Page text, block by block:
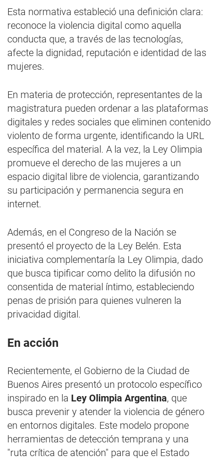
Esta normativa estableció una definición clara:
reconoce la violencia digital como aquella
conducta que, a través de las tecnologías,
afecte la dignidad, reputación e identidad de las
mujeres.
En materia de protección, representantes de la
magistratura pueden ordenar a las plataformas
digitales y redes sociales que eliminen contenido
violento de forma urgente, identificando la URL
específica del material. A la vez, la Ley Olimpia
promueve el derecho de las mujeres a un
espacio digital libre de violencia, garantizando
su participación y permanencia segura en
internet.
Además, en el Congreso de la Nación se
presentó el proyecto de la Ley Belén. Esta
iniciativa complementaría la Ley Olimpia, dado
que busca tipificar como delito la difusión no
consentida de material íntimo, estableciendo
penas de prisión para quienes vulneren la
privacidad digital.
En acción
Recientemente, el Gobierno de la Ciudad de
Buenos Aires presentó un protocolo específico
inspirado en la Ley Olimpia Argentina, que
busca prevenir y atender la violencia de género
en entornos digitales. Este modelo propone
herramientas de detección temprana y una
"ruta crítica de atención" para que el Estado